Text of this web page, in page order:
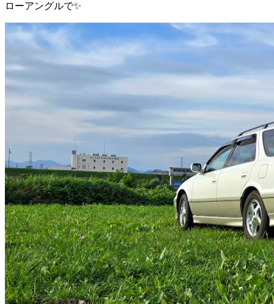
ローアングルで✨️